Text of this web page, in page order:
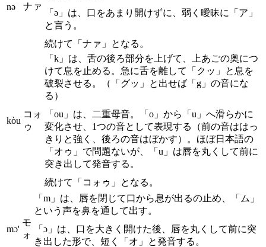
nə ナァ
「ə」は、口をあまり開けずに、弱く曖昧に「ア」
と言う。
続けて「ナァ」となる。
kòu
コォ
ゥ
「k」は、舌の後ろ部分を上げて、上あごの奥につ
けて息を止める。急に舌を離して「クッ」と息を
破裂させる。（「グッ」と出せば「g」の音にな
る）
「ou」は、二重母音。「o」から「u」へ滑らかに
変化させ、1つの音として表現する（前の音ははっ
きりと強く、後ろの音はぼかす）。ほぼ日本語の
「オゥ」で問題ないが、「u」は唇を丸くして前に
突き出して発音する。
続けて「コォゥ」となる。
mɔ'
モ
ォ
「m」は、唇を閉じて口から息が出るの止め、「ム」
という声を鼻を通して出す。
「ɔ」は、口を大きく開けた後、唇を丸くして前に突
き出した形で、短く「オ」と発音する。